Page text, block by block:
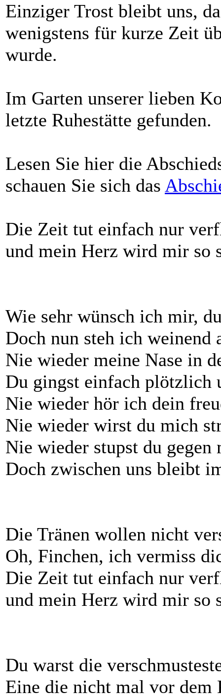
Einziger Trost bleibt uns,
wenigstens für kurze Zeit
wurde.
Im Garten unserer lieben
letzte Ruhestätte gefunden.
Lesen Sie hier die
schauen Sie sich das
Die Zeit tut einfach nur
und mein Herz wird mir so
Wie sehr wünsch ich mir,
Doch nun steh ich weinend
Nie wieder meine Nase in
Du gingst einfach plötzlich
Nie wieder hör ich dein
Nie wieder wirst du mich
Nie wieder stupst du gegen
Doch zwischen uns bleibt
Die Tränen wollen nicht
Oh, Finchen, ich vermiss
Die Zeit tut einfach nur
und mein Herz wird mir so
Du warst die
Eine die nicht mal vor dem